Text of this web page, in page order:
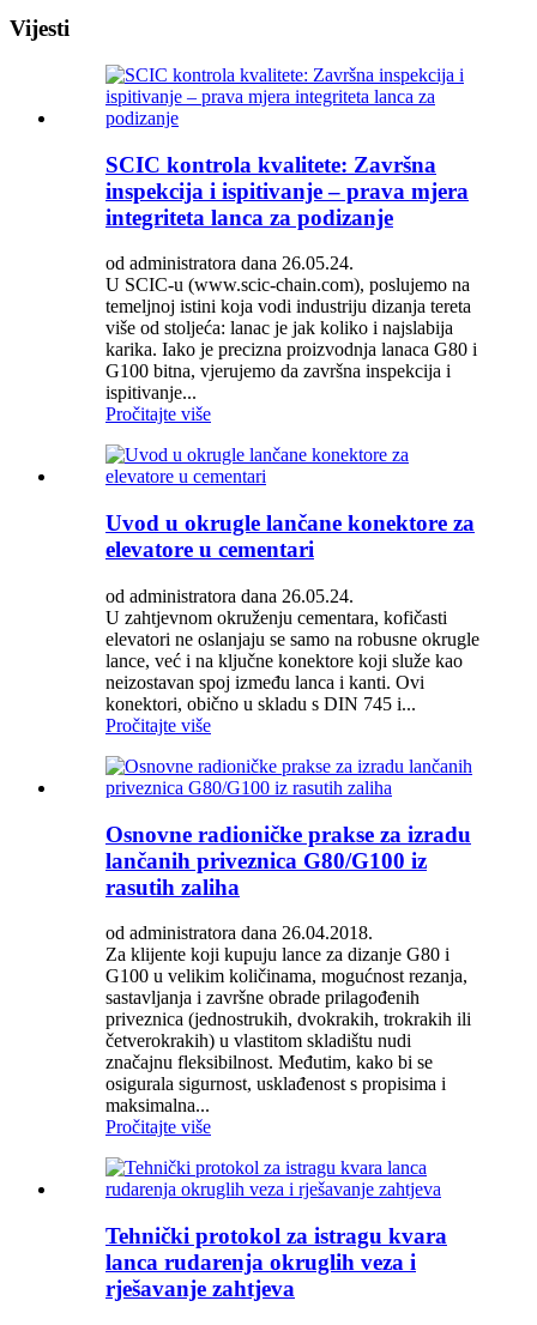
Vijesti
SCIC kontrola kvalitete: Završna
inspekcija i ispitivanje – prava mjera
integriteta lanca za podizanje
od administratora dana 26.05.24.
U SCIC-u (www.scic-chain.com), poslujemo na
temeljnoj istini koja vodi industriju dizanja tereta
više od stoljeća: lanac je jak koliko i najslabija
karika. Iako je precizna proizvodnja lanaca G80 i
G100 bitna, vjerujemo da završna inspekcija i
ispitivanje...
Pročitajte više
Uvod u okrugle lančane konektore za
elevatore u cementari
od administratora dana 26.05.24.
U zahtjevnom okruženju cementara, kofičasti
elevatori ne oslanjaju se samo na robusne okrugle
lance, već i na ključne konektore koji služe kao
neizostavan spoj između lanca i kanti. Ovi
konektori, obično u skladu s DIN 745 i...
Pročitajte više
Osnovne radioničke prakse za izradu
lančanih priveznica G80/G100 iz
rasutih zaliha
od administratora dana 26.04.2018.
Za klijente koji kupuju lance za dizanje G80 i
G100 u velikim količinama, mogućnost rezanja,
sastavljanja i završne obrade prilagođenih
priveznica (jednostrukih, dvokrakih, trokrakih ili
četverokrakih) u vlastitom skladištu nudi
značajnu fleksibilnost. Međutim, kako bi se
osigurala sigurnost, usklađenost s propisima i
maksimalna...
Pročitajte više
Tehnički protokol za istragu kvara
lanca rudarenja okruglih veza i
rješavanje zahtjeva